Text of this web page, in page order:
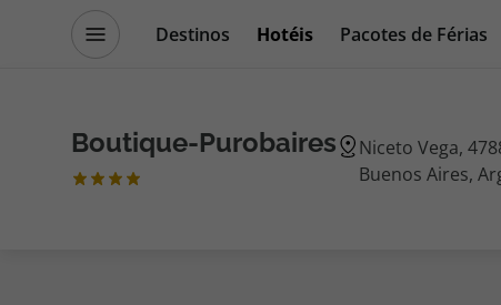
Destinos Hotéis
Pacotes de Férias
Boutique-Purobaires
Niceto Vega,
Buenos Aires,